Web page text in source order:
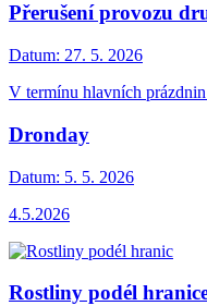
Přerušení provozu
Datum: 27. 5. 2026
V termínu hlavních
Dronday
Datum: 5. 5. 2026
4.5.2026
Rostliny podél